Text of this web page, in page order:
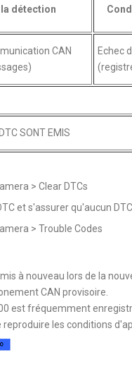
la détection
CAN
Echec
SONT EMIS
> Clear DTCs
et s'assurer qu'aucun
> Trouble Codes
à nouveau lors de la
CAN provisoire.
est fréquemment
reproduire les conditions